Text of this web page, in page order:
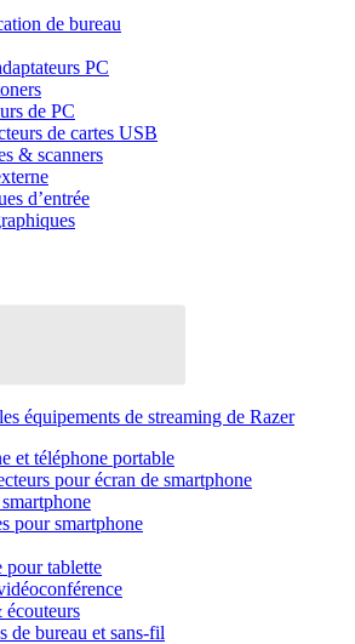
de bureau
PC
de PC
de cartes USB
& scanners
d’entrée
équipements de streaming de Razer
et téléphone portable
pour écran de smartphone
pour smartphone
pour tablette
écouteurs
de bureau et sans-fil